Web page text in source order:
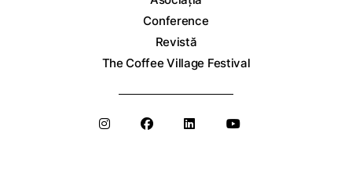
Conference
Revistă
The Coffee Village Festival